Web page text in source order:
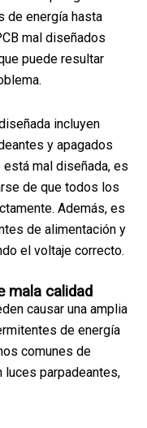
de energía hasta
mal diseñados
puede resultar
incluyen
y apagados
mal diseñada, es
de que todos los
Además, es
de alimentación y
el voltaje correcto.
mala calidad
causar una amplia
de energía
comunes de
luces parpadeantes,